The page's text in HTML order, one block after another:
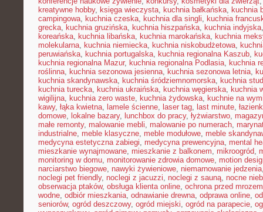
kreatywne hobby, księga wieczysta, kuchnia bałkańska, kuchnia
campingowa, kuchnia czeska, kuchnia dla singli, kuchnia
grecka, kuchnia gruzińska, kuchnia hiszpańska, kuchnia indyjska
koreańska, kuchnia libańska, kuchnia marokańska, kuchnia
molekularna, kuchnia niemiecka, kuchnia niskobudżetowa,
peruwiańska, kuchnia portugalska, kuchnia regionalna Kaszub,
kuchnia regionalna Mazur, kuchnia regionalna Podlasia, kuchnia
roślinna, kuchnia sezonowa jesienna, kuchnia sezonowa letnia,
kuchnia skandynawska, kuchnia śródziemnomorska, kuchnia
kuchnia turecka, kuchnia ukraińska, kuchnia węgierska, kuchnia
wigilijna, kuchnia zero waste, kuchnia żydowska, kuchnie na
kawy, łąka kwietna, lamele ścienne, laser tag, last minute,
domowe, lokalne bazary, lunchbox do pracy, łyżwiarstwo,
małe remonty, malowanie mebli, malowanie po numerach,
industrialne, meble klasyczne, meble modułowe, meble
medycyna estetyczna zabiegi, medycyna prewencyjna, mental
mieszkanie wynajmowane, mieszkanie z balkonem, mikroogród,
monitoring w domu, monitorowanie zdrowia domowe, motion
narciarstwo biegowe, nawyki żywieniowe, niemarnowanie jedzenia
noclegi pet friendly, noclegi z jacuzzi, noclegi z sauną, nocne
obserwacja ptaków, obsługa klienta online, ochrona przed mrozem
wodne, odbiór mieszkania, odnawianie drewna, odprawa online,
seniorów, ogród deszczowy, ogród miejski, ogród na parapecie,